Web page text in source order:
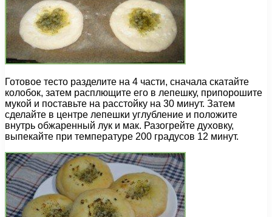
Готовое тесто разделите на 4 части, сначала скатайте
колобок, затем расплющите его в лепешку, припорошите
мукой и поставьте на расстойку на 30 минут. Затем
сделайте в центре лепешки углубление и положите
внутрь обжаренный лук и мак. Разогрейте духовку,
выпекайте при температуре 200 градусов 12 минут.